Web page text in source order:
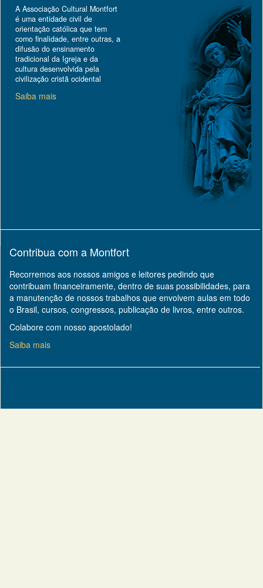
A Associação Cultural Montfort
é uma entidade civil de
orientação católica que tem
como finalidade, entre outras, a
difusão do ensinamento
tradicional da Igreja e da
cultura desenvolvida pela
civilização cristã ocidental
Saiba mais
Contribua com a Montfort
Recorremos aos nossos amigos e leitores pedindo que
contribuam financeiramente, dentro de suas possibilidades, para
a manutenção de nossos trabalhos que envolvem aulas em todo
o Brasil, cursos, congressos, publicação de livros, entre outros.
Colabore com nosso apostolado!
Saiba mais